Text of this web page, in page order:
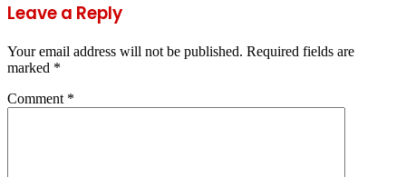
Leave a Reply
Your email address will not be published. Required fields are
marked *
Comment *